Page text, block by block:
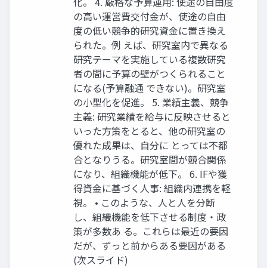
の⾼い運営費交付⾦が、使途の⾃由
度の低い競争的研究資⾦に置き換え
られた。例 えば、研究室内で異なる
研究テーマを実施している複数研究
者の間に予算の壁がつくられること
になる(予算融通 できない)。研究室
の⼩型化を促進。 5. 業績主義、競争
主義: 研究業績を給与に反映させると
いった⽅策をとると、他の研究室の
優れた成果は、⾃分に とっては不都
合となりうる。研究室間が競合関係
になり、組織機能が低下。 6. IFや獲
得資⾦に基づく⼈事: 組織内連携を軽
視。 • このような、⼈と⼈を分断
し、組織機能を低下させる制度・政
策が多数あ る。これらは最近の要因
だが、ずっと前からある要因がある
(次スライド)